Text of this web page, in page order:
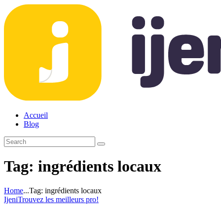
Accueil
Blog
Tag: ingrédients locaux
Home...Tag: ingrédients locaux
IjeniTrouvez les meilleurs pro!